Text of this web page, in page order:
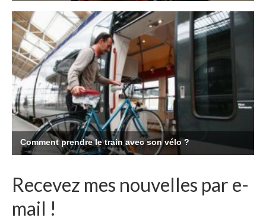
Recevez mes nouvelles par e-
mail !